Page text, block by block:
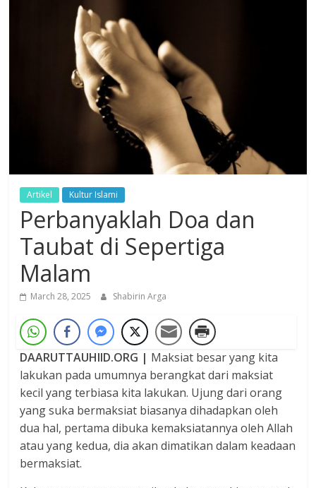
Artikel Kultur Islami
Perbanyaklah Doa dan
Taubat di Sepertiga
Malam
March 28, 2025 Shabirin Arga
DAARUTTAUHIID.ORG | Maksiat besar yang kita
lakukan pada umumnya berangkat dari maksiat
kecil yang terbiasa kita lakukan. Ujung dari orang
yang suka bermaksiat biasanya dihadapkan oleh
dua hal, pertama dibuka kemaksiatannya oleh Allah
atau yang kedua, dia akan dimatikan dalam keadaan
bermaksiat.